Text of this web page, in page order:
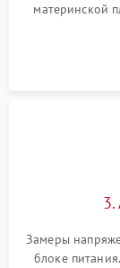
материнской
Проверка
3.
Замеры
блоке